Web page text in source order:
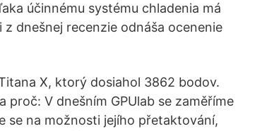
účinnému systému chladenia má
dnešnej recenzie odnáša ocenenie
X, ktorý dosiahol 3862 bodov.
proč: V dnešním GPUlab se zaměříme
se na možnosti jejího přetaktování,